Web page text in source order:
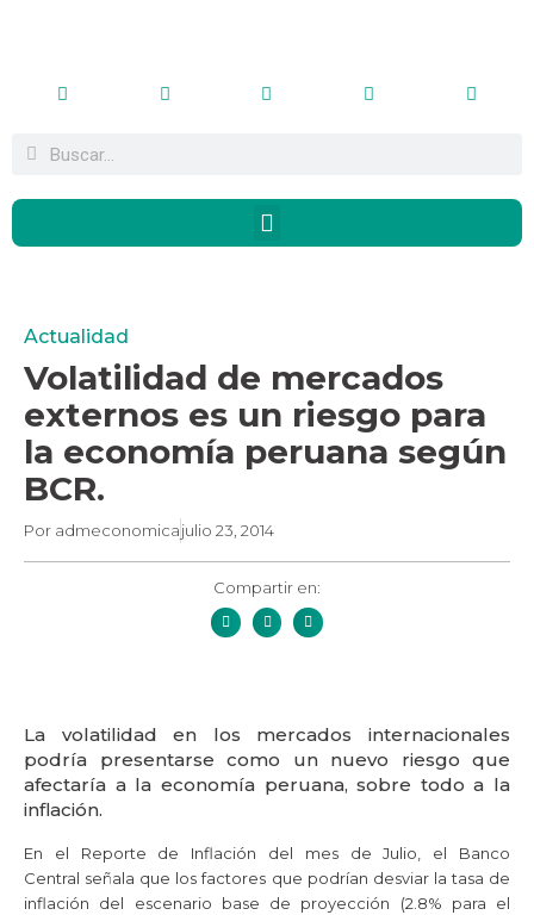
Actualidad
Volatilidad de mercados
externos es un riesgo para
la economía peruana según
BCR.
Por admeconomicajulio 23, 2014
Compartir en:
La volatilidad en los mercados internacionales
podría presentarse como un nuevo riesgo que
afectaría a la economía peruana, sobre todo a la
inflación.
En el Reporte de Inflación del mes de Julio, el Banco
Central señala que los factores que podrían desviar la tasa de
inflación del escenario base de proyección (2.8% para el